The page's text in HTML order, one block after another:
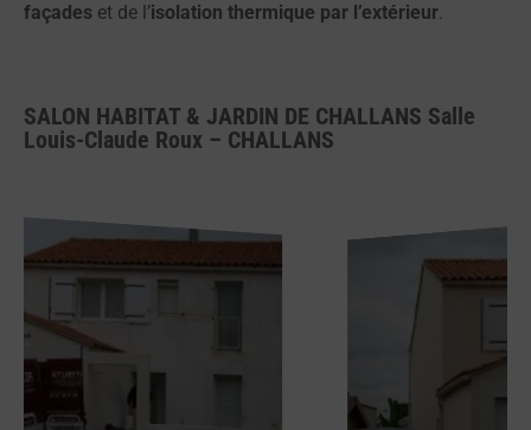
façades et de l’isolation thermique par l’extérieur.
SALON HABITAT & JARDIN DE CHALLANS Salle
Louis-Claude Roux – CHALLANS